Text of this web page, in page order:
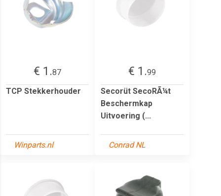
€ 1.87
TCP Stekkerhouder
Winparts.nl
€ 1.99
Secorüt SecoRÃ¼t
Beschermkap
Uitvoering (...
Conrad NL